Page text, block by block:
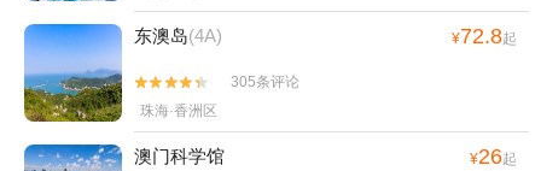
东澳岛(4A) ¥72.8起


305条评论
珠海·香洲区
澳门科学馆 ¥26起